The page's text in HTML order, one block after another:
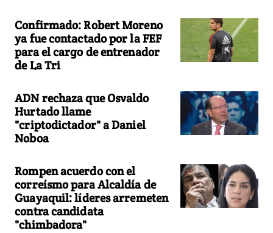
Confirmado: Robert Moreno
ya fue contactado por la FEF
para el cargo de entrenador
de La Tri
ADN rechaza que Osvaldo
Hurtado llame
"criptodictador" a Daniel
Noboa
Rompen acuerdo con el
correísmo para Alcaldía de
Guayaquil: líderes arremeten
contra candidata
"chimbadora"